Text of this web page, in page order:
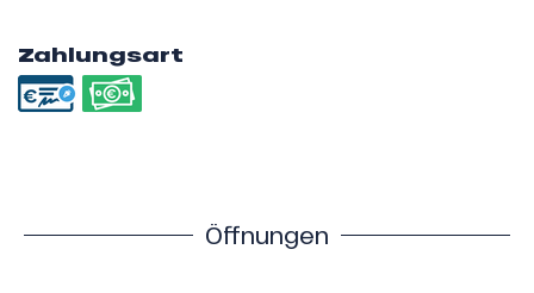
Zahlungsart
Öffnungen